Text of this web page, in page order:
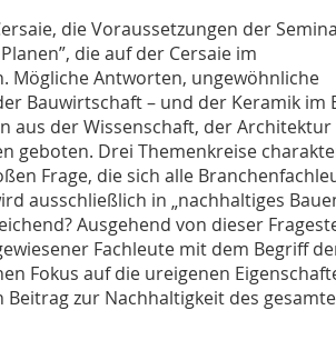
die Voraussetzungen der
die auf der Cersaie im
Mögliche Antworten, ungewöhnliche
Bauwirtschaft – und der Keramik im
aus der Wissenschaft, der Architektur
geboten. Drei Themenkreise
Frage, die sich alle
ausschließlich in „nachhaltiges
Ausgehend von dieser
Fachleute mit dem Begriff
Fokus auf die ureigenen
zur Nachhaltigkeit des